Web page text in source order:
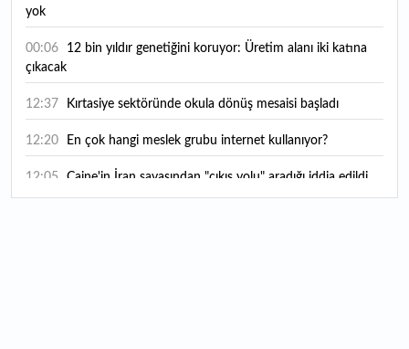
yok
00:06
çıkacak
12:37 Kırtasiye sektöründe okula dönüş mesaisi başladı
12:20 En çok hangi meslek grubu internet kullanıyor?
12:05 Caine'in İran savaşından "çıkış yolu" aradığı iddia edildi